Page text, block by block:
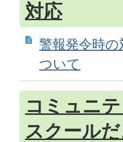
対応
警報発令時の
ついて
コミュニテ
スクールだ